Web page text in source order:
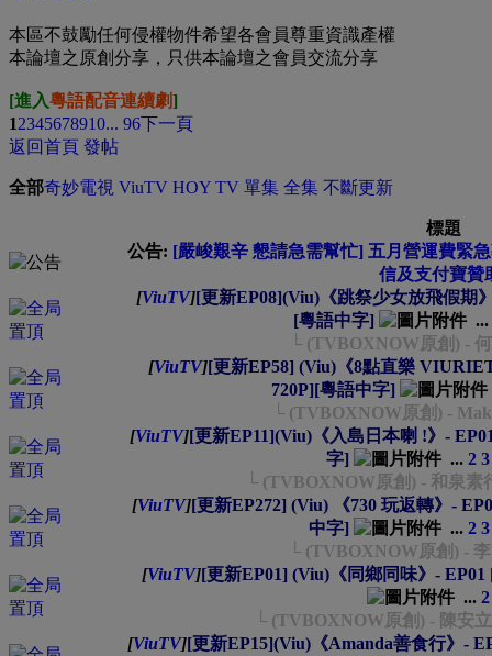
本區不鼓勵任何侵權物件希望各會員尊重資識產權
本論壇之原創分享，只供本論壇之會員交流分享
[進入粵語配音連續劇]
12345678910... 96下一頁
返回首頁 發帖
全部奇妙電視 ViuTV HOY TV 單集 全集 不斷更新
標題
公告: [嚴峻艱辛 懇請急需幫忙] 五月營運費緊
信及支付寶贊
[ViuTV][更新EP08](Viu)《跳祭少女放飛假期
[粵語中字]
...
└ (TVBOXNOW原創) -
[ViuTV][更新EP58] (Viu)《8點直樂
720P][粵語中字]
└ (TVBOXNOW原創) -
[ViuTV][更新EP11](Viu)《入島日本喇 !》-
字]
... 2 3
└ (TVBOXNOW原創) - 和泉素
[ViuTV][更新EP272] (Viu) 《730 玩返轉》-
中字]
... 2 3
└ (TVBOXNOW原創) -
[ViuTV][更新EP01] (Viu)《同鄉同味》-
... 2
└ (TVBOXNOW原創) - 陳安
[ViuTV][更新EP15](Viu)《Amanda善食行》-